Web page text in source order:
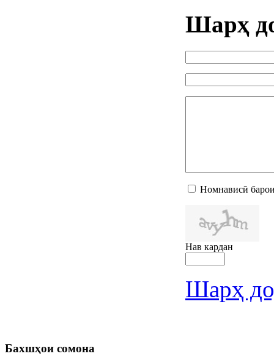
Шарҳ
Номнависӣ
Нав кардан
Шарҳ
Бахшҳои сомона